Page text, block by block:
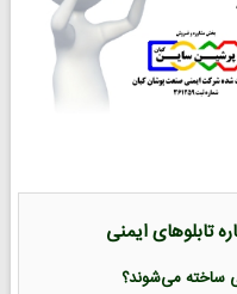
تابلوهای ایمنی